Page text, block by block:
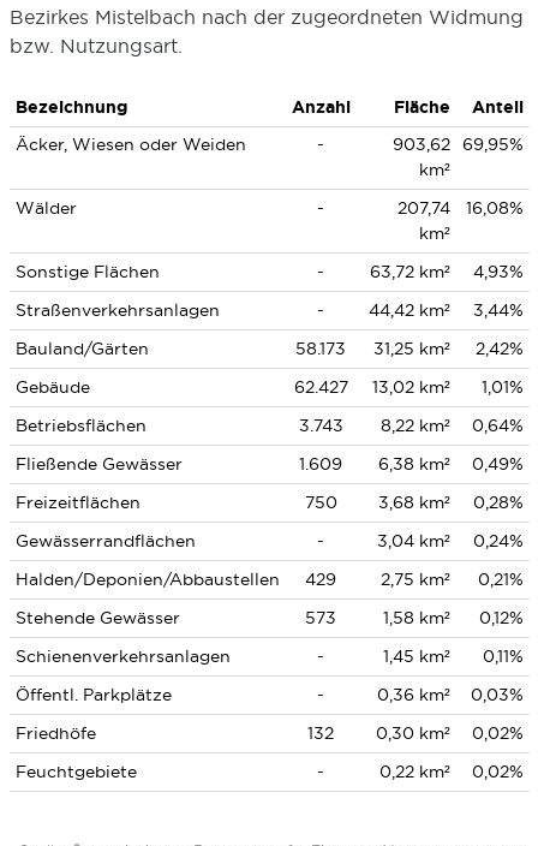
Bezirkes Mistelbach nach der zugeordneten Widmung
bzw. Nutzungsart.
Bezeichnung Anzahl Fläche
Anteil
Äcker, Wiesen oder Weiden
-
903,62
km²
69,95%
Wälder -
207,74
km²
16,08%
Sonstige Flächen - 63,72 km²
4,93%
Straßenverkehrsanlagen
- 44,42 km²
3,44%
Bauland/Gärten
58.173 31,25 km²
2,42%
Gebäude
62.427 13,02 km²
1,01%
Betriebsflächen
3.743 8,22 km²
0,64%
Fließende Gewässer
1.609 6,38 km²
0,49%
Freizeitflächen
750 3,68 km²
0,28%
Gewässerrandflächen
- 3,04 km²
0,24%
Halden/Deponien/Abbaustellen
429 2,75 km²
0,21%
Stehende Gewässer
573 1,58 km²
0,12%
Schienenverkehrsanlagen
- 1,45 km²
0,11%
Öffentl. Parkplätze
- 0,36 km²
0,03%
Friedhöfe
132 0,30 km²
0,02%
Feuchtgebiete
- 0,22 km² 0,02%